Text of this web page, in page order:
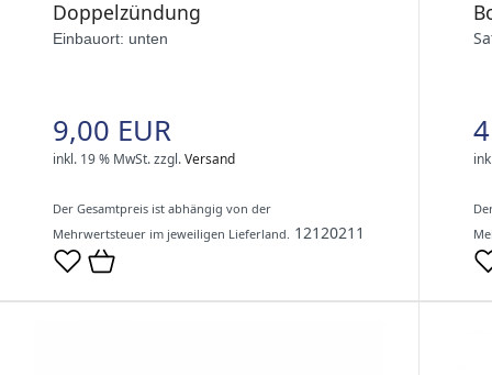
Doppelzündung
Einbauort: unten
9,00 EUR
inkl. 19 % MwSt.zzgl.Versand
Der Gesamtpreis ist abhängig von der
Mehrwertsteuer im jeweiligen Lieferland. 12120211